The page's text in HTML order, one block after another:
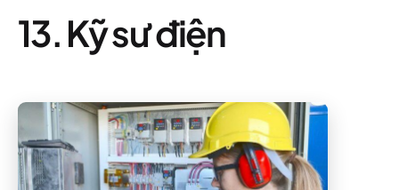
13. Kỹ sư điện